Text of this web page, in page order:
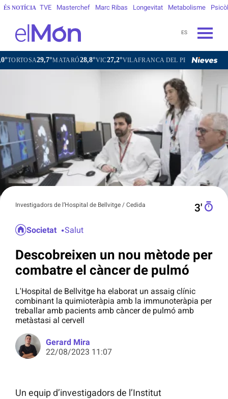
ÉS NOTÍCIA TVE Masterchef Marc Ribas Longevitat Metabolisme
ES
29,7°MATARÓ28,8°VIC27,2°VILAFRANCA DEL PENEDÈS25,8° VILANOVA I
Investigadors de l’Hospital de Bellvitge / Cedida 3′
Societat Salut
Descobreixen un nou mètode per
combatre el càncer de pulmó
L'Hospital de Bellvitge ha elaborat un assaig clínic
combinant la quimioteràpia amb la immunoteràpia per
treballar amb pacients amb càncer de pulmó amb
metàstasi al cervell
Gerard Mira
22/08/2023 11:07
Un equip d’investigadors de l’Institut